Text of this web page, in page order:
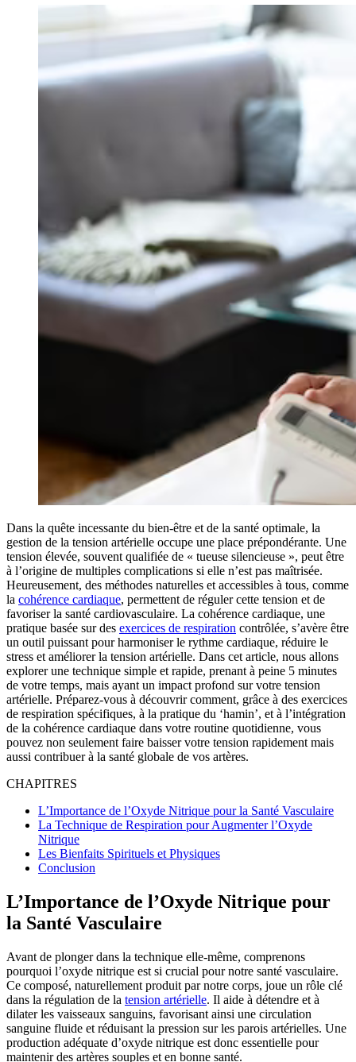
Dans la quête incessante du bien-être et de la santé optimale, la
gestion de la tension artérielle occupe une place prépondérante. Une
tension élevée, souvent qualifiée de « tueuse silencieuse », peut être
à l’origine de multiples complications si elle n’est pas maîtrisée.
Heureusement, des méthodes naturelles et accessibles à tous, comme
la cohérence cardiaque, permettent de réguler cette tension et de
favoriser la santé cardiovasculaire. La cohérence cardiaque, une
pratique basée sur des exercices de respiration contrôlée, s’avère être
un outil puissant pour harmoniser le rythme cardiaque, réduire le
stress et améliorer la tension artérielle. Dans cet article, nous allons
explorer une technique simple et rapide, prenant à peine 5 minutes
de votre temps, mais ayant un impact profond sur votre tension
artérielle. Préparez-vous à découvrir comment, grâce à des exercices
de respiration spécifiques, à la pratique du ‘hamin’, et à l’intégration
de la cohérence cardiaque dans votre routine quotidienne, vous
pouvez non seulement faire baisser votre tension rapidement mais
aussi contribuer à la santé globale de vos artères.
CHAPITRES
L’Importance de l’Oxyde Nitrique pour la Santé Vasculaire
La Technique de Respiration pour Augmenter l’Oxyde
Nitrique
Les Bienfaits Spirituels et Physiques
Conclusion
L’Importance de l’Oxyde Nitrique pour
la Santé Vasculaire
Avant de plonger dans la technique elle-même, comprenons
pourquoi l’oxyde nitrique est si crucial pour notre santé vasculaire.
Ce composé, naturellement produit par notre corps, joue un rôle clé
dans la régulation de la tension artérielle. Il aide à détendre et à
dilater les vaisseaux sanguins, favorisant ainsi une circulation
sanguine fluide et réduisant la pression sur les parois artérielles. Une
production adéquate d’oxyde nitrique est donc essentielle pour
maintenir des artères souples et en bonne santé.